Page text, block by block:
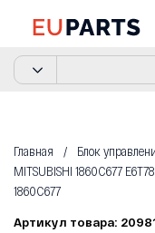
Главная
Блок
MITSUBISHI 1860C677
1860C677
Артикул товара: